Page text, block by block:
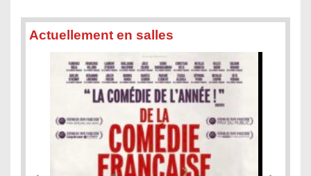
Actuellement en salles